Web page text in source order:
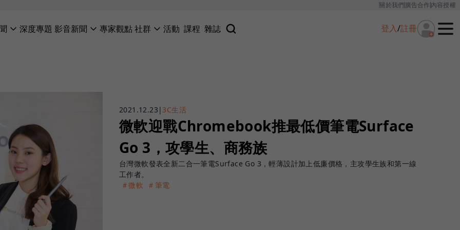
關於我們廣告合作內容授權
深度專題 影音新聞 專家觀點社群 活動 課程 雜誌 登入/註冊
2021.12.23 | 3C生活
微軟迎戰Chromebook推最低價筆電Surface
Go 3，攻學生、商務族
台灣微軟發表全新二合一筆電Surface Go 3，輕薄設計加上低廉價格，主攻學生族和第一線
工作者。
＃微軟
＃筆電